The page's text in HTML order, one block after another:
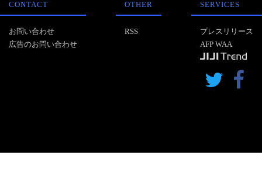
CONTACT
お問い合わせ
広告のお問い合わせ
OTHER
RSS
SERVICES
プレスリリース
AFP WAA